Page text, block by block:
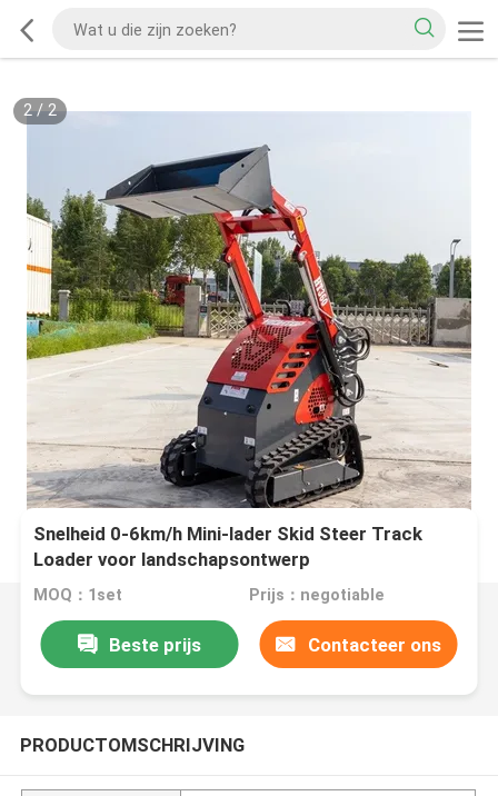
2/2
Snelheid 0-6km/h Mini-lader Skid Steer Track
Loader voor landschapsontwerp
MOQ：1set Prijs：negotiable
Beste prijs Contacteer ons
PRODUCTOMSCHRIJVING